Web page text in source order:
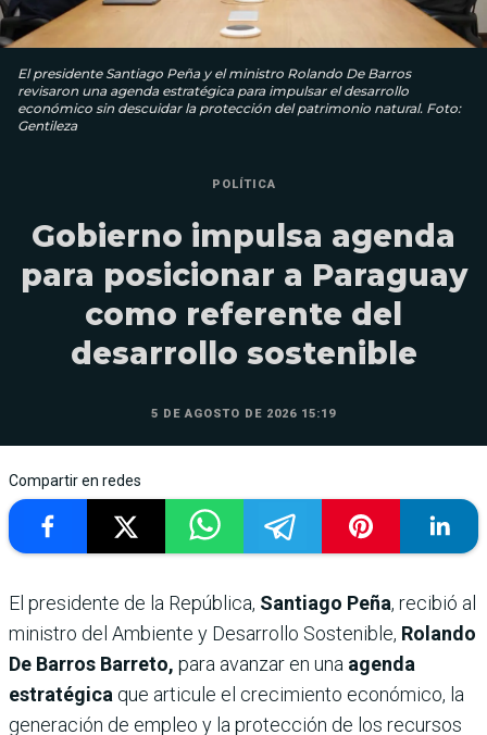
El presidente Santiago Peña y el ministro Rolando De Barros
revisaron una agenda estratégica para impulsar el desarrollo
económico sin descuidar la protección del patrimonio natural. Foto:
Gentileza
POLÍTICA
Gobierno impulsa agenda
para posicionar a Paraguay
como referente del
desarrollo sostenible
5 DE AGOSTO DE 2026 15:19
Compartir en redes
El presidente de la República, Santiago Peña, recibió al
ministro del Ambiente y Desarrollo Sostenible, Rolando
De Barros Barreto, para avanzar en una agenda
estratégica que articule el crecimiento económico, la
generación de empleo y la protección de los recursos